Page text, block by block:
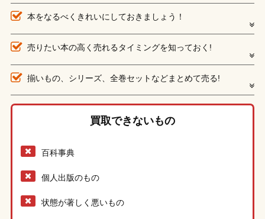
本をなるべくきれいにしておきましょう！
売りたい本の高く売れるタイミングを知っておく!
揃いもの、シリーズ、全巻セットなどまとめて売る!
買取できないもの
百科事典
個人出版のもの
状態が著しく悪いもの